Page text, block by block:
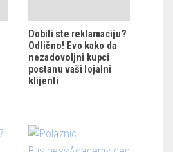
Dobili ste reklamaciju?
Odlično! Evo kako da
nezadovoljni kupci
postanu vaši lojalni
klijenti